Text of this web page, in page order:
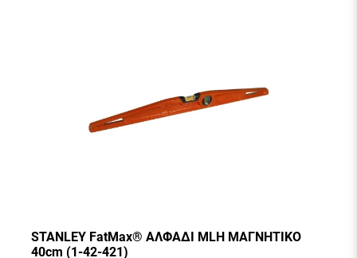
STANLEY FatMax® ΑΛΦΑΔΙ MLH ΜΑΓΝΗΤΙΚΟ
40cm (1-42-421)